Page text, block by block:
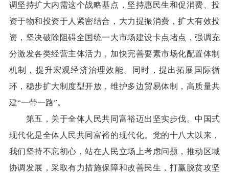
调坚持扩大内需这个战略基点，坚持惠民生和促消费、投
资于物和投资于人紧密结合，大力提振消费，扩大有效投
资，坚决破除阻碍全国统一大市场建设卡点堵点，强调充
分激发各类经营主体活力，加快完善要素市场化配置体制
机制，提升宏观经济治理效能。同时，提出拓展国际循
环，稳步扩大制度型开放，维护多边贸易体制，高质量共
建“一带一路”。
第五，关于全体人民共同富裕迈出坚实步伐。中国式
现代化是全体人民共同富裕的现代化。党的十八大以来，
我们坚持不忘初心，站在人民立场上考虑问题，推动区域
协调发展，采取有力措施保障和改善民生，打赢脱贫攻坚